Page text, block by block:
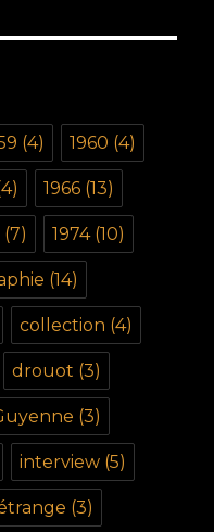
(4) 1960 (4)
1966 (13)
(7) 1974(10)
(14)
collection (4)
drouot (3)
(3)
interview (5)
(3)